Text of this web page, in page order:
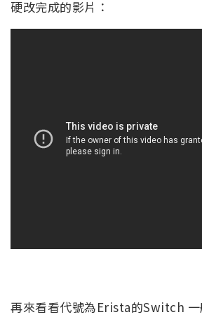
硬改完成的影片：
再來看看代號為Erista的Switch